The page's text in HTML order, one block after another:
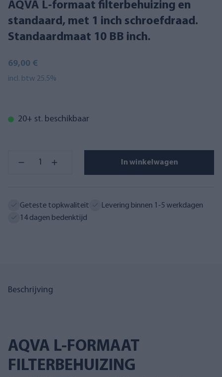
AQVA L-formaat filterbehuizing en
standaard, met 1 inch schroefdraad.
Standaardmaat 10 BB inch.
69,00 €
incl. btw 25.5%
20+ st. beschikbaar
In winkelwagen
Geteste topkwaliteit
Levering binnen 1-5 werkdagen
14 dagen bedenktijd
Beschrijving
AQVA L-FORMAAT
FILTERBEHUIZING